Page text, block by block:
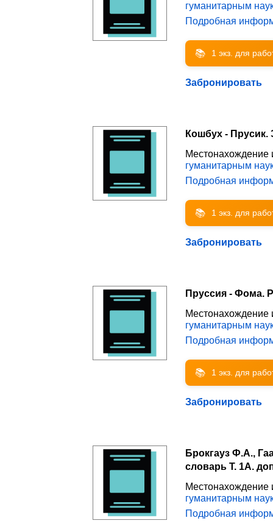
гуманитарным
Подробная
📚 1 экз. для
Забронировать
Кошбух - Прусик.
Местонахождение
гуманитарным
Подробная
📚 1 экз. для
Забронировать
Пруссия - Фома.
Местонахождение
гуманитарным
Подробная
📚 1 экз. для
Забронировать
Брокгауз Ф.А.,
словарь Т. 1А.
Местонахождение
гуманитарным
Подробная